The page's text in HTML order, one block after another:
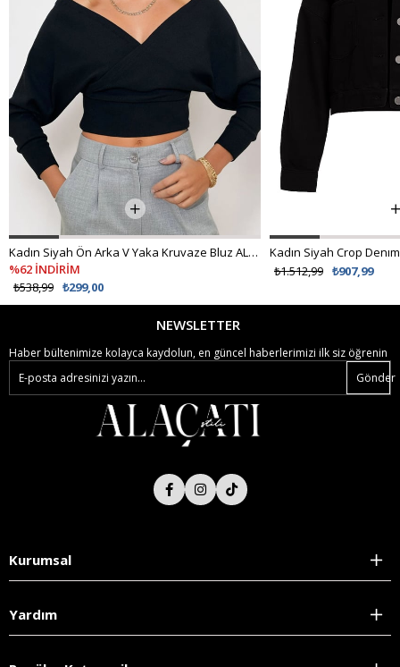
Kadın Siyah Ön Arka V Yaka Kruvaze Bluz ALC-019-053-BLZ
%62 İNDİRİM
₺299,00
₺538,99
Kadın Siyah Crop
₺907,99
₺1.512,99
NEWSLETTER
Haber bültenimize kolayca kaydolun, en güncel haberlerimizi ilk siz öğrenin
Gönder
Kurumsal
Yardım